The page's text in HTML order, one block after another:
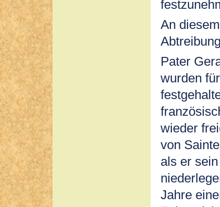
An
Pater
wurden
wieder
von
als er
Jahre